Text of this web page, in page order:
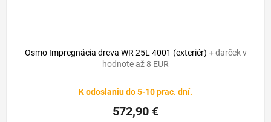
Osmo Impregnácia dreva WR 25L 4001 (exteriér) + darček v
hodnote až 8 EUR
K odoslaniu do 5-10 prac. dní.
572,90 €